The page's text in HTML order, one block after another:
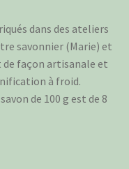
dans des ateliers
savonnier (Marie) et
de façon artisanale et
à froid.
de 100 g est de 8